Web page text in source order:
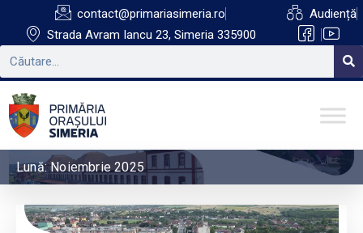
contact@primariasimeria.ro
Strada Avram Iancu 23, Simeria 335900
Audiență
Lună:Noiembrie 2025